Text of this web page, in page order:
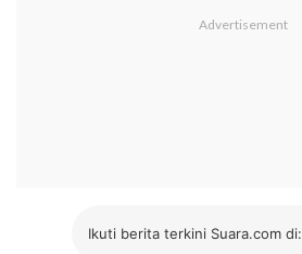
Ikuti berita terkini Suara.com di: